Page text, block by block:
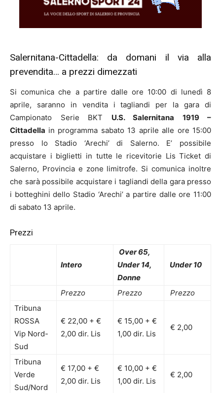
Salernitana-Cittadella: da domani il via alla
prevendita… a prezzi dimezzati
Si comunica che a partire dalle ore 10:00 di lunedì 8
aprile, saranno in vendita i tagliandi per la gara di
Campionato Serie BKT U.S. Salernitana 1919 –
Cittadella in programma sabato 13 aprile alle ore 15:00
presso lo Stadio ‘Arechi’ di Salerno. E’ possibile
acquistare i biglietti in tutte le ricevitorie Lis Ticket di
Salerno, Provincia e zone limitrofe. Si comunica inoltre
che sarà possibile acquistare i tagliandi della gara presso
i botteghini dello Stadio ‘Arechi’ a partire dalle ore 11:00
di sabato 13 aprile.
Prezzi
Intero
Over 65,
Under 14,
Donne
Under 10
Prezzo Prezzo
Prezzo
Tribuna
ROSSA
Vip Nord-
Sud
€ 22,00 + €
2,00 dir. Lis
€ 15,00 + €
1,00 dir. Lis
€ 2,00
Tribuna
Verde
Sud/Nord
€ 17,00 + €
2,00 dir. Lis
€ 10,00 + €
1,00 dir. Lis
€ 2,00